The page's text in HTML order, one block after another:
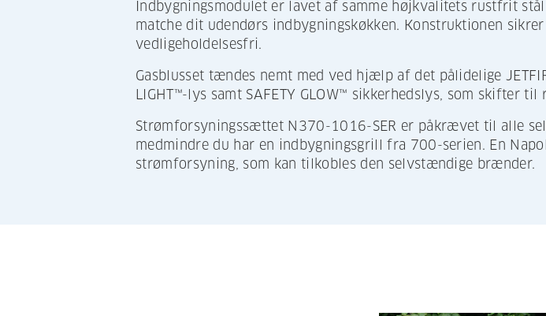
Indbygningsmodulet er lavet af samme højkvalitets rustfrit
matche dit udendørs indbygningskøkken. Konstruktionen
vedligeholdelsesfri.
Gasblusset tændes nemt med ved hjælp af det pålidelige
LIGHT™-lys samt SAFETY GLOW™ sikkerhedslys, som skifter
Strømforsyningssættet N370-1016-SER er påkrævet til alle
medmindre du har en indbygningsgrill fra 700-serien. En
strømforsyning, som kan tilkobles den selvstændige brænder.